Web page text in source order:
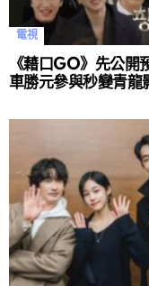
電視
《藉口GO》先公開
車勝元參與秒變青龍